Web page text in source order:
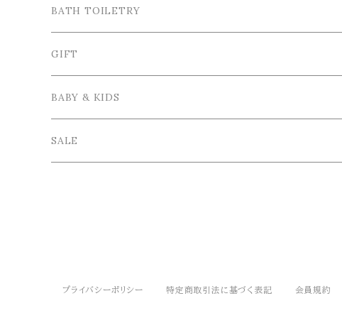
Bordallo Pinheiro / ボルダロ・ピニェイロ
VIRGINIA CASA / ヴィルジニア・カーサ
Tea＆Coffee cup / ティー＆コーヒーカップ
Plate / 皿
Cutlery / カトラリー
Spoon / スプーン
Fork / フォーク
Table linen / テーブルリネン
Apron / エプロン
Other / その他雑貨
Tray＆Case /トレイ＆小物入れ
Photo frame / フォトフレーム
Vase / 花瓶
Interior goods / インテリア雑貨
BATH TOILETRY
GIFT
Wrapping / ラッピング
GIFT SET / ギフトセット
BABY & KIDS
SALE
プライバシーポリシー 特定商取引法に基づく表記 会員規約